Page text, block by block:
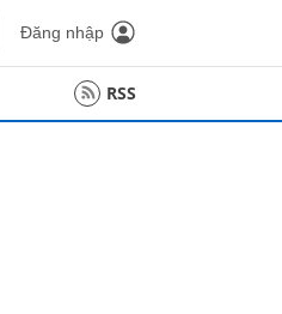
Đăng nhập
RSS